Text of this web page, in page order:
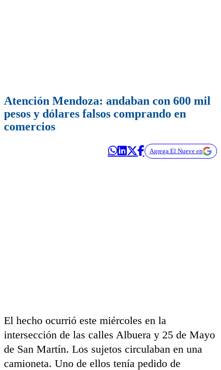
Atención Mendoza: andaban con 600 mil
pesos y dólares falsos comprando en
comercios
Agrega El Nueve en
El hecho ocurrió este miércoles en la
intersección de las calles Albuera y 25 de Mayo
de San Martín. Los sujetos circulaban en una
camioneta. Uno de ellos tenía pedido de